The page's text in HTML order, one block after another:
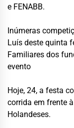
e FENABB.
Inúmeras
Luís deste quinta
Familiares dos
evento
Hoje, 24, a festa
corrida em frente
Holandeses.